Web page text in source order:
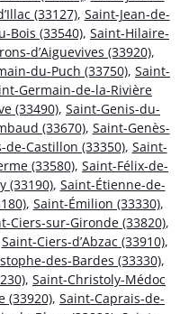
(33127), Saint-Jean-de-
Bois (33540), Saint-Hilaire-
d’Aiguevives (33920),
du-Puch (33750), Saint-
Germain-de-la-Rivière
(33490), Saint-Genis-du-
(33670), Saint-Genès-
de-Castillon (33350), Saint-
(33580), Saint-Félix-de-
(33190), Saint-Étienne-de-
, Saint-Émilion (33330),
Ciers-sur-Gironde (33820),
Saint-Ciers-d’Abzac (33910),
des-Bardes (33330),
, Saint-Christoly-Médoc
(33920), Saint-Caprais-de-